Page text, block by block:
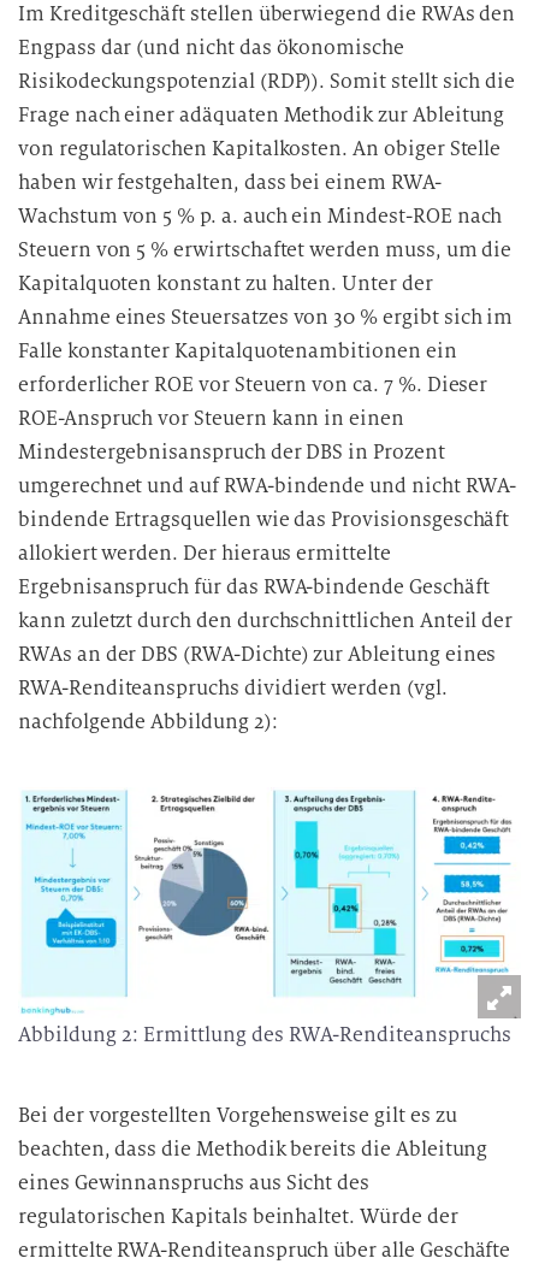
Im Kreditgeschäft stellen überwiegend die RWAs den
Engpass dar (und nicht das ökonomische
Risikodeckungspotenzial (RDP)). Somit stellt sich die
Frage nach einer adäquaten Methodik zur Ableitung
von regulatorischen Kapitalkosten. An obiger Stelle
haben wir festgehalten, dass bei einem RWA-
Wachstum von 5 % p. a. auch ein Mindest-ROE nach
Steuern von 5 % erwirtschaftet werden muss, um die
Kapitalquoten konstant zu halten. Unter der
Annahme eines Steuersatzes von 30 % ergibt sich im
Falle konstanter Kapitalquotenambitionen ein
erforderlicher ROE vor Steuern von ca. 7 %. Dieser
ROE-Anspruch vor Steuern kann in einen
Mindestergebnisanspruch der DBS in Prozent
umgerechnet und auf RWA-bindende und nicht RWA-
bindende Ertragsquellen wie das Provisionsgeschäft
allokiert werden. Der hieraus ermittelte
Ergebnisanspruch für das RWA-bindende Geschäft
kann zuletzt durch den durchschnittlichen Anteil der
RWAs an der DBS (RWA-Dichte) zur Ableitung eines
RWA-Renditeanspruchs dividiert werden (vgl.
nachfolgende Abbildung 2):
Abbildung 2: Ermittlung des RWA-Renditeanspruchs
Bei der vorgestellten Vorgehensweise gilt es zu
beachten, dass die Methodik bereits die Ableitung
eines Gewinnanspruchs aus Sicht des
regulatorischen Kapitals beinhaltet. Würde der
ermittelte RWA-Renditeanspruch über alle Geschäfte